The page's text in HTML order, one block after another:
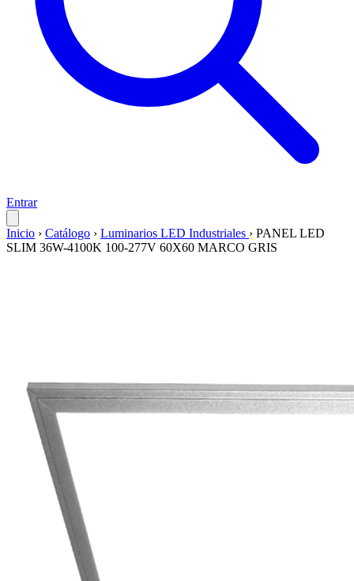
Entrar
Inicio › Catálogo › Luminarios LED Industriales › PANEL LED
SLIM 36W-4100K 100-277V 60X60 MARCO GRIS